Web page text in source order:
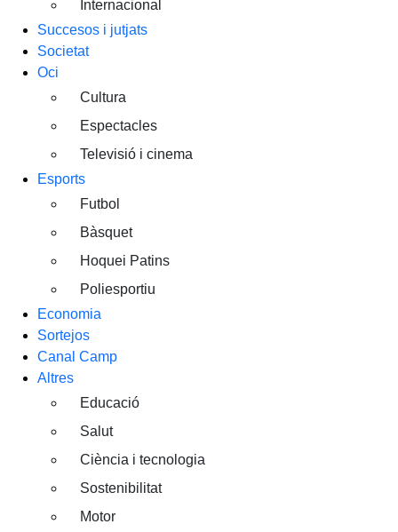
Internacional
Succesos i jutjats
Societat
Oci
Cultura
Espectacles
Televisió i cinema
Esports
Futbol
Bàsquet
Hoquei Patins
Poliesportiu
Economia
Sortejos
Canal Camp
Altres
Educació
Salut
Ciència i tecnologia
Sostenibilitat
Motor